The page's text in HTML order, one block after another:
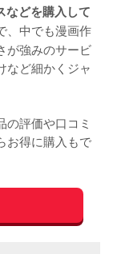
などを購入して
、中でも漫画作
が強みのサービ
など細かくジャ
評価や口コミ
お得に購入もで